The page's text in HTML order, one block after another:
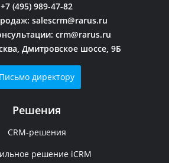
+7 (495) 989-47-82
salescrm@rarus.ru
crm@rarus.ru
Дмитровское шоссе, 9Б
Письмо директору
Решения
CRM-решения
решение iCRM